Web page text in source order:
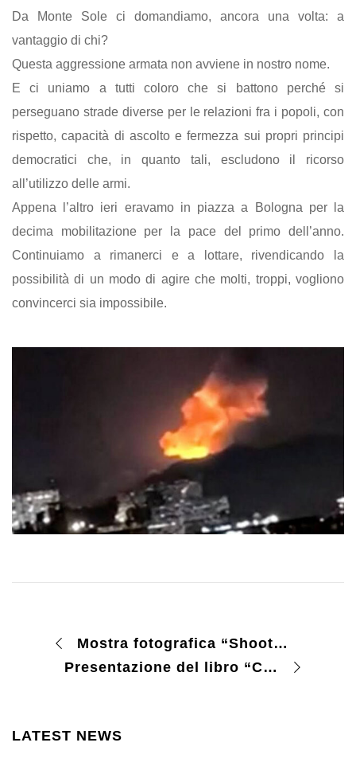
Da Monte Sole ci domandiamo, ancora una volta: a
vantaggio di chi?
Questa aggressione armata non avviene in nostro nome.
E ci uniamo a tutti coloro che si battono perché si
perseguano strade diverse per le relazioni fra i popoli, con
rispetto, capacità di ascolto e fermezza sui propri principi
democratici che, in quanto tali, escludono il ricorso
all’utilizzo delle armi.
Appena l’altro ieri eravamo in piazza a Bologna per la
decima mobilitazione per la pace del primo dell’anno.
Continuiamo a rimanerci e a lottare, rivendicando la
possibilità di un modo di agire che molti, troppi, vogliono
convincerci sia impossibile.
Mostra fotografica “Shooting in Sarajevo”
Presentazione del libro “Caso per Caso”
LATEST NEWS